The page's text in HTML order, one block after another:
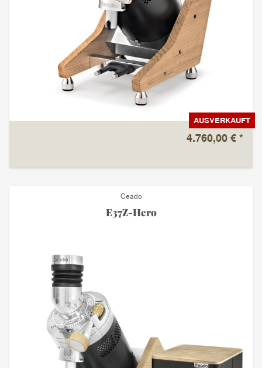
AUSVERKAUFT
4.760,00 € *
Ceado
E37Z-Hero